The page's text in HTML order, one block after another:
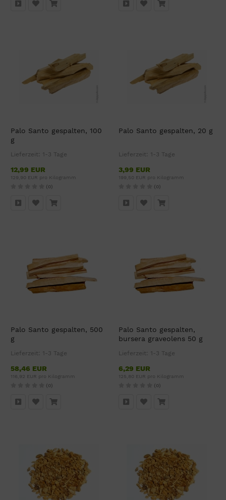
Palo Santo gespalten, 100
g
Lieferzeit: 1-3 Tage
12,99 EUR
129,90 EUR pro Kilogramm
(0)
Palo Santo gespalten, 20 g
Lieferzeit: 1-3 Tage
3,99 EUR
199,50 EUR pro Kilogramm
(0)
Palo Santo gespalten, 500
g
Lieferzeit: 1-3 Tage
58,46 EUR
116,92 EUR pro Kilogramm
(0)
Palo Santo gespalten,
bursera graveolens 50 g
Lieferzeit: 1-3 Tage
6,29 EUR
125,80 EUR pro Kilogramm
(0)